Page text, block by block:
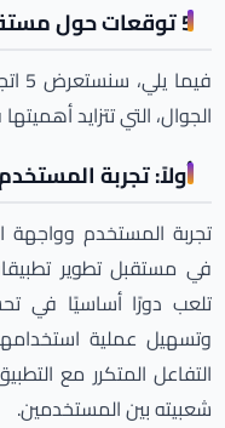
5 توقعات حول مستقبل تطوير تطبيقات الجوال
الجوال، التي تتزايد
أولاً: تجربة
تجربة المستخدم وواجهة
في مستقبل تطوير
تلعب دورًا أساسيًا في
وتسهيل عملية
التفاعل المتكرر مع
شعبيته بين المستخدمين.